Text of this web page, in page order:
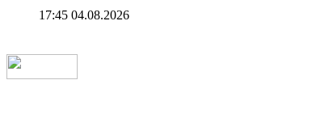
17:45 04.08.2026